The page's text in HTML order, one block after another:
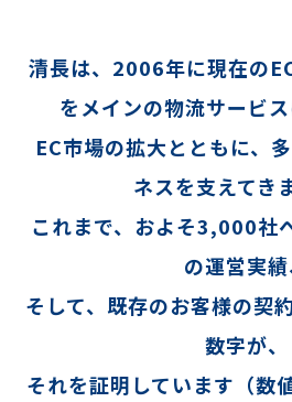
清長は、2006年に現在の
をメインの物流サービス
EC市場の拡大とともに、
ネスを支えてき
これまで、およそ3,000社
の運営実績
そして、既存のお客様の契
数字が、
それを証明しています（数